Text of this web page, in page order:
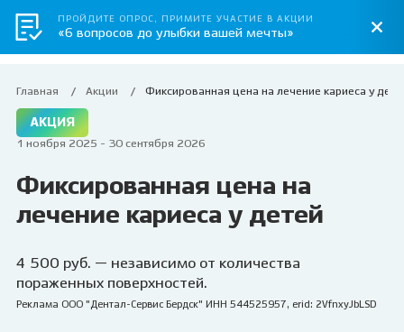
Главная Акции Фиксированная цена на лечение кариеса у
АКЦИЯ
1 ноября 2025 - 30 сентября 2026
Фиксированная цена на
лечение кариеса у детей
4 500 руб. — независимо от количества
пораженных поверхностей.
Реклама ООО "Дентал-Сервис Бердск" ИНН 544525957, erid: 2VfnxyJbLSD
ПРОЙДИТЕ ОПРОС, ПРИМИТЕ УЧАСТИЕ В АКЦИИ
«6 вопросов до улыбки вашей мечты»